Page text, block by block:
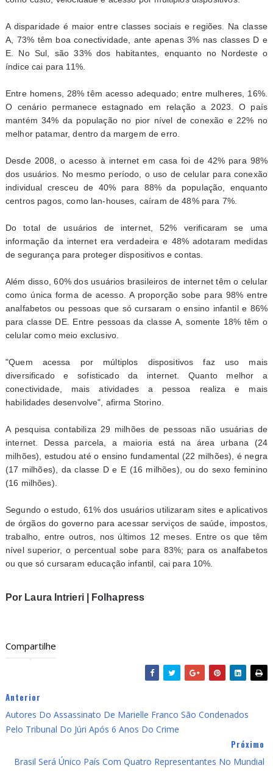
A disparidade é maior entre classes sociais e regiões. Na classe
A, 73% têm boa conectividade, ante apenas 3% nas classes D e
E. No Sul, são 33% dos habitantes, enquanto no Nordeste o
índice cai para 11%.
Entre homens, 28% têm acesso adequado; entre mulheres, 16%.
O cenário permanece estagnado em relação a 2023. O país
mantém 34% da população no pior nível de conexão e 22% no
melhor patamar, dentro da margem de erro.
Desde 2008, o acesso à internet em casa foi de 42% para 98%
dos usuários. No mesmo período, o uso de celular para conexão
individual cresceu de 40% para 88% da população, enquanto
centros pagos, como lan-houses, caíram de 48% para 7%.
Do total de usuários de internet, 52% verificaram se uma
informação da internet era verdadeira e 48% adotaram medidas
de segurança para proteger dispositivos e contas.
Além disso, 60% dos usuários brasileiros de internet têm o celular
como única forma de acesso. A proporção sobe para 98% entre
analfabetos ou pessoas que só cursaram o ensino infantil e 86%
para classe DE. Entre pessoas da classe A, somente 18% têm o
celular como meio exclusivo.
"Quem acessa por múltiplos dispositivos faz uso mais
diversificado e sofisticado da internet. Quanto melhor a
conectividade, mais atividades a pessoa realiza e mais
habilidades desenvolve", afirma Storino.
A pesquisa contabiliza 29 milhões de pessoas não usuárias de
internet. Dessa parcela, a maioria está na área urbana (24
milhões), estudou até o ensino fundamental (22 milhões), é negra
(17 milhões), da classe D e E (16 milhões), ou do sexo feminino
(16 milhões).
Segundo o estudo, 61% dos usuários utilizaram sites e aplicativos
de órgãos do governo para acessar serviços de saúde, impostos,
trabalho, entre outros, nos últimos 12 meses. Entre os que têm
nível superior, o percentual sobe para 83%; para os analfabetos
ou que só cursaram educação infantil, cai para 10%.
Por Laura Intrieri | Folhapress
Compartilhe
Anterior
Autores Do Assassinato De Marielle Franco São Condenados
Pelo Tribunal Do Júri Após 6 Anos Do Crime
Próximo
Brasil Será Único País Com Quatro Representantes No Mundial